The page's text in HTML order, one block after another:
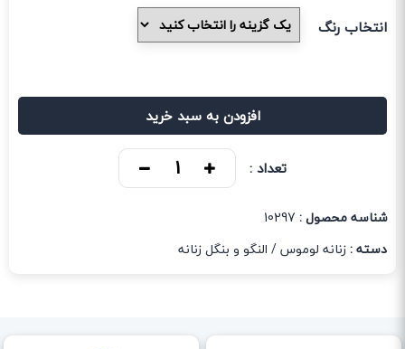
انتخاب رنگ
افزودن به سبد خرید
تعداد :
شناسه محصول : 10297
دسته :زنانه لوموس/ النگو و بنگل زنانه